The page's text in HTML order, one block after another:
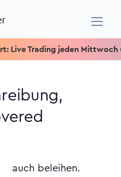
Trading jeden Mittwoch um